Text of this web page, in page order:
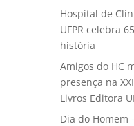
Hospital de
UFPR celebra
história
Amigos do HC
presença na
Livros Editora
Dia do Homem